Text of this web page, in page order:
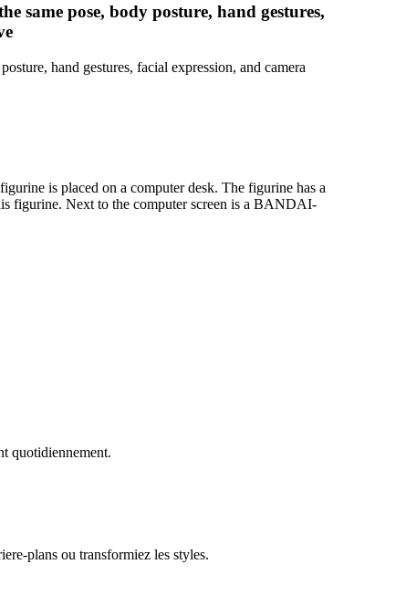
same pose, body posture, hand gestures,
hand gestures, facial expression, and camera
is placed on a computer desk. The figurine has a
figurine. Next to the computer screen is a BANDAI-
quotidiennement.
plans ou transformiez les styles.